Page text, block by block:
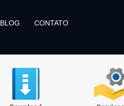
BLOG CONTATO